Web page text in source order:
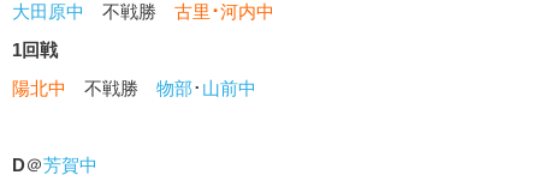
大田原中
不戦勝 古里 ･河内中
1回戦
陽北中
不戦勝 物部･ 山前中
D＠芳賀中